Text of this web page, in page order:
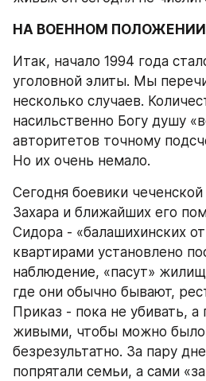
НА ВОЕННОМ ПОЛОЖЕНИИ
Итак, начало 1994 года
уголовной элиты. Мы
несколько случаев.
насильственно Богу душу
авторитетов точному
Но их очень немало.
Сегодня боевики
Захара и ближайших его
Сидора - «балашихинских
квартирами установлено
наблюдение, «пасут»
где они обычно бывают,
Приказ - пока не убивать, а
живыми, чтобы можно было
безрезультатно. За пару
попрятали семьи, а сами